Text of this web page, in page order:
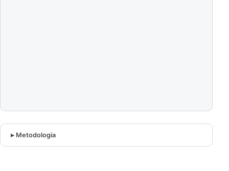
Metodologia